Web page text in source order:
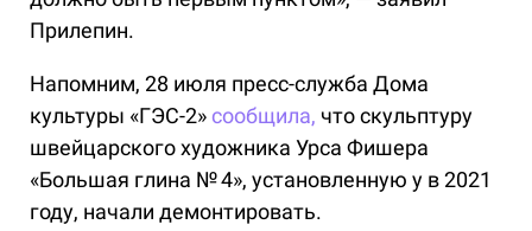
Прилепин.
Напомним, 28 июля пресс-служба Дома
культуры «ГЭС-2»сообщила, что скульптуру
швейцарского художника Урса Фишера
«Большая глина № 4», установленную у в 2021
году, начали демонтировать.